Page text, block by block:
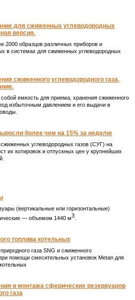
для сжиженных углеводородных
версия.
2000 образцов различных приборов и
в системах для сжиженных углеводородных
сжиженного углеводородного газа.
емкость для приема, хранения сжиженного
избыточным давлением и его выдачи в
более чем на 15% за неделю
углеводородных газов (СУГ) на
их котировок и отпускных цен у крупнейших
(вертикальные или горизонтальные)
― объемом 1440 м3
топлива котельных
газа SNG и сжиженного
помощи смесительных установок Metan для
и монтажа сферических резервуаров
газа